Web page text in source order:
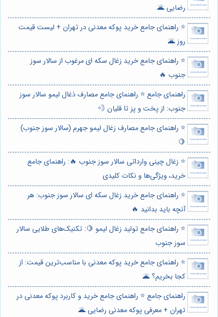
رضایی 🌋
⭐️ راهنمای جامع خرید پوکه معدنی در تهران + لیست قیمت
روز 🌋
⭐️ راهنمای جامع خرید زغال سکه ای مرغوب از سالار سوز
جنوب 🔥
راهنمای جامع ⭐️ راهنمای جامع مصارف ذغال لیمو سالار سوز
جنوب: از پخت و پز تا قلیان 💨
⭐️ راهنمای جامع مصارف زغال لیمو جهرم (سالار سوز جنوب)
🍋
⭐️ زغال چینی وارداتی سالار سوز جنوب 🔥: راهنمای جامع
خرید، ویژگی‌ها و نکات کلیدی
⭐️ راهنمای جامع خرید زغال سکه ای سالار سوز جنوب: هر
آنچه باید بدانید 🔥
⭐️ راهنمای جامع تولید زغال لیمو 🍋: تکنیک‌های طلایی سالار
سوز جنوب
⭐️ راهنمای جامع خرید پوکه معدنی با مناسب‌ترین قیمت: از
کجا بخریم؟ 🌋
راهنمای جامع ⭐️ راهنمای جامع خرید و کاربرد پوکه معدنی در
تهران + معرفی پوکه معدنی رضایی 🌋